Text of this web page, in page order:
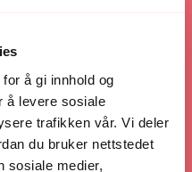
å gi innhold og
å levere sosiale
trafikken vår. Vi deler
du bruker nettstedet
sosiale medier,